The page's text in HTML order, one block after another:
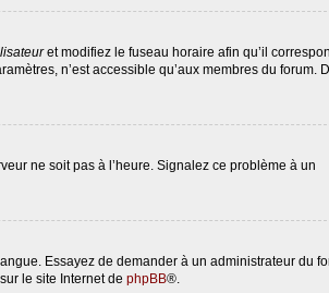
et modifiez le fuseau horaire afin qu’il
n’est accessible qu’aux membres du forum.
ne soit pas à l’heure. Signalez ce problème à un
Essayez de demander à un administrateur du
le site Internet de phpBB®.